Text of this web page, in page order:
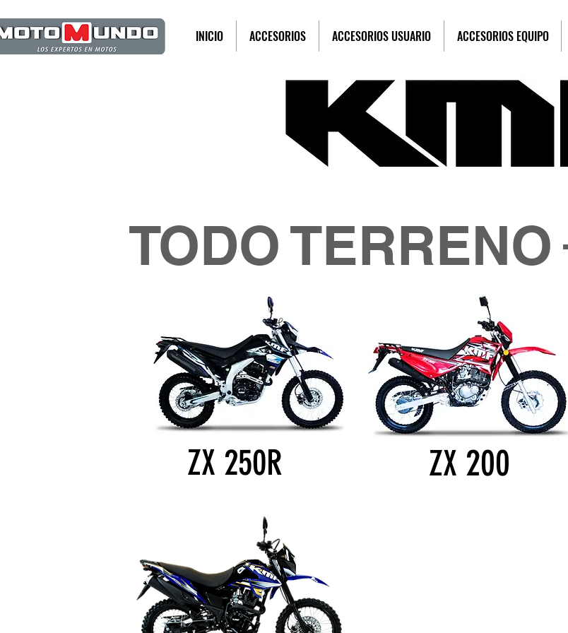
INICIO ACCESORIOS ACCESORIOS USUARIO ACCESORIOS EQUIPO
TODO TERRENO
ZX 250R ZX 200